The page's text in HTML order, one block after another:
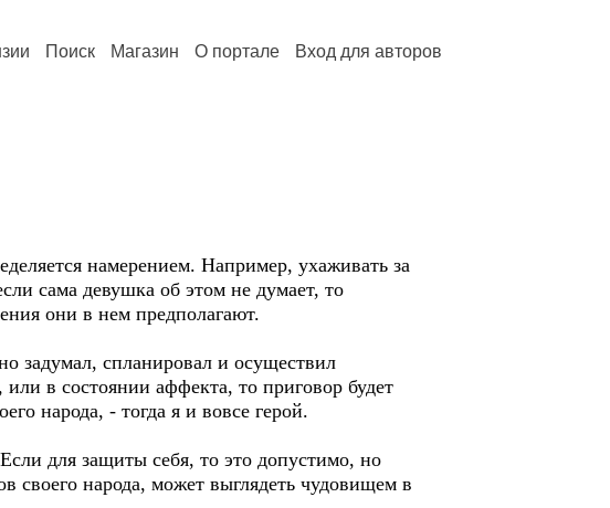
Поиск Магазин О портале Вход для авторов
намерением. Например, ухаживать за
сама девушка об этом не думает, то
они в нем предполагают.
задумал, спланировал и осуществил
в состоянии аффекта, то приговор будет
народа, - тогда я и вовсе герой.
для защиты себя, то это допустимо, но
своего народа, может выглядеть чудовищем в